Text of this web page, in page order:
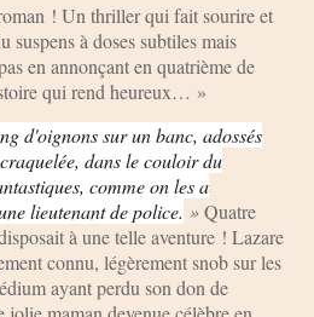
! Un thriller qui fait sourire et
à doses subtiles mais
en annonçant en quatrième de
qui rend heureux… »
d'oignons sur un banc, adossés
dans le couloir du
comme on les a
lieutenant de police. »Quatre
à une telle aventure ! Lazare
connu, légèrement snob sur les
ayant perdu son don de